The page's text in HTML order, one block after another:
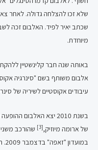
שלא זכו להצלחה גדולה. לאחר
שכתב יאיר לפיד. האלבום זכה
מיוחדת.
באותה שנה חבר קלינשטיין
עיבודים אקוסטיים לשיריה של
של ארומה מיוזיק,[3]
שהורכב